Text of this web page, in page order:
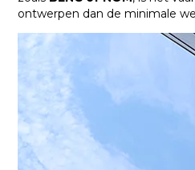
ontwerpen dan de minimale